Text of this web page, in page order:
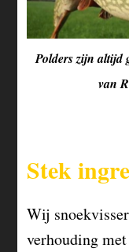
Polders zijn altijd
van
Stek
Wij
verhouding